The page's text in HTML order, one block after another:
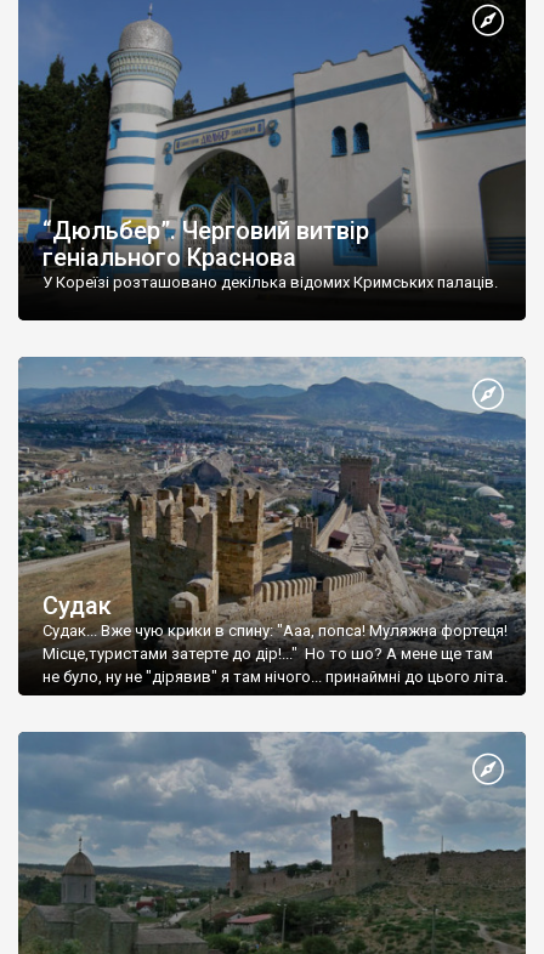
“Дюльбер”. Черговий витвір
геніального Краснова
У Кореїзі розташовано декілька відомих Кримських палаців.
Судак
Судак... Вже чую крики в спину: "Ааа, попса! Муляжна фортеця!
Місце,туристами затерте до дір!..." Но то шо? А мене ще там
не було, ну не "дірявив" я там нічого... принаймні до цього літа.